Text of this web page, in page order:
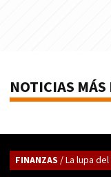
NOTICIAS MÁS
FINANZAS / La lupa